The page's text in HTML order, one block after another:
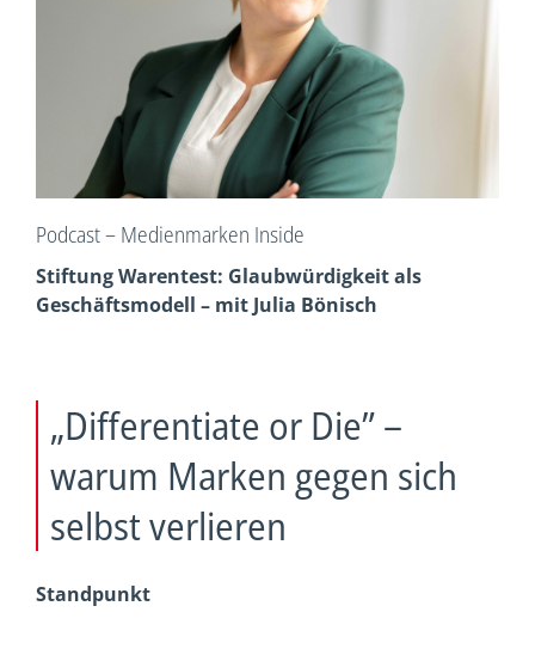
Podcast – Medienmarken Inside
Stiftung Warentest: Glaubwürdigkeit als
Geschäftsmodell – mit Julia Bönisch
„Differentiate or Die” –
warum Marken gegen sich
selbst verlieren
Standpunkt